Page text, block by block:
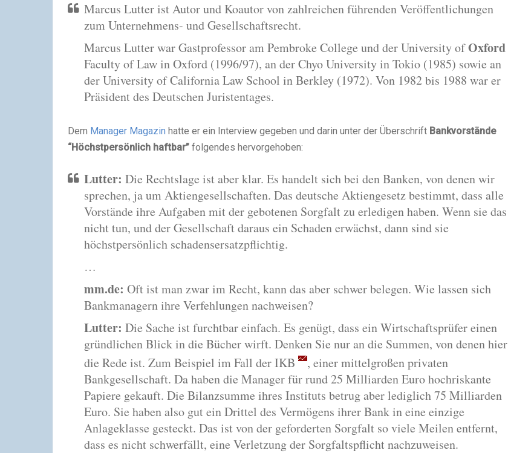
Marcus Lutter ist Autor und Koautor von zahlreichen führenden Veröffentlichungen
zum Unternehmens- und Gesellschaftsrecht.
Marcus Lutter war Gastprofessor am Pembroke College und der University ofOxford
Faculty of Law in Oxford (1996/97), an der Chyo University in Tokio (1985) sowie an
der University of California Law School in Berkley (1972). Von 1982 bis 1988 war er
Präsident des Deutschen Juristentages.
Dem Manager Magazin hatte er ein Interview gegeben und darin unter der Überschrift Bankvorstände
“Höchstpersönlich haftbar” folgendes hervorgehoben:
Lutter: Die Rechtslage ist aber klar. Es handelt sich bei den Banken, von denen wir
sprechen, ja um Aktiengesellschaften. Das deutsche Aktiengesetz bestimmt, dass alle
Vorstände ihre Aufgaben mit der gebotenen Sorgfalt zu erledigen haben. Wenn sie das
nicht tun, und der Gesellschaft daraus ein Schaden erwächst, dann sind sie
höchstpersönlich schadensersatzpflichtig.
…
mm.de: Oft ist man zwar im Recht, kann das aber schwer belegen. Wie lassen sich
Bankmanagern ihre Verfehlungen nachweisen?
Lutter: Die Sache ist furchtbar einfach. Es genügt, dass ein Wirtschaftsprüfer einen
gründlichen Blick in die Bücher wirft. Denken Sie nur an die Summen, von denen hier
die Rede ist. Zum Beispiel im Fall der IKB
, einer mittelgroßen privaten
Bankgesellschaft. Da haben die Manager für rund 25 Milliarden Euro hochriskante
Papiere gekauft. Die Bilanzsumme ihres Instituts betrug aber lediglich 75 Milliarden
Euro. Sie haben also gut ein Drittel des Vermögens ihrer Bank in eine einzige
Anlageklasse gesteckt. Das ist von der geforderten Sorgfalt so viele Meilen entfernt,
dass es nicht schwerfällt, eine Verletzung der Sorgfaltspflicht nachzuweisen.